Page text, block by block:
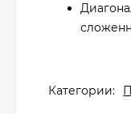
Категории: